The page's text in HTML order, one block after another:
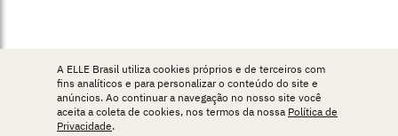
A ELLE Brasil utiliza cookies próprios e de terceiros com
fins analíticos e para personalizar o conteúdo do site e
anúncios. Ao continuar a navegação no nosso site você
aceita a coleta de cookies, nos termos da nossa Política de
Privacidade.